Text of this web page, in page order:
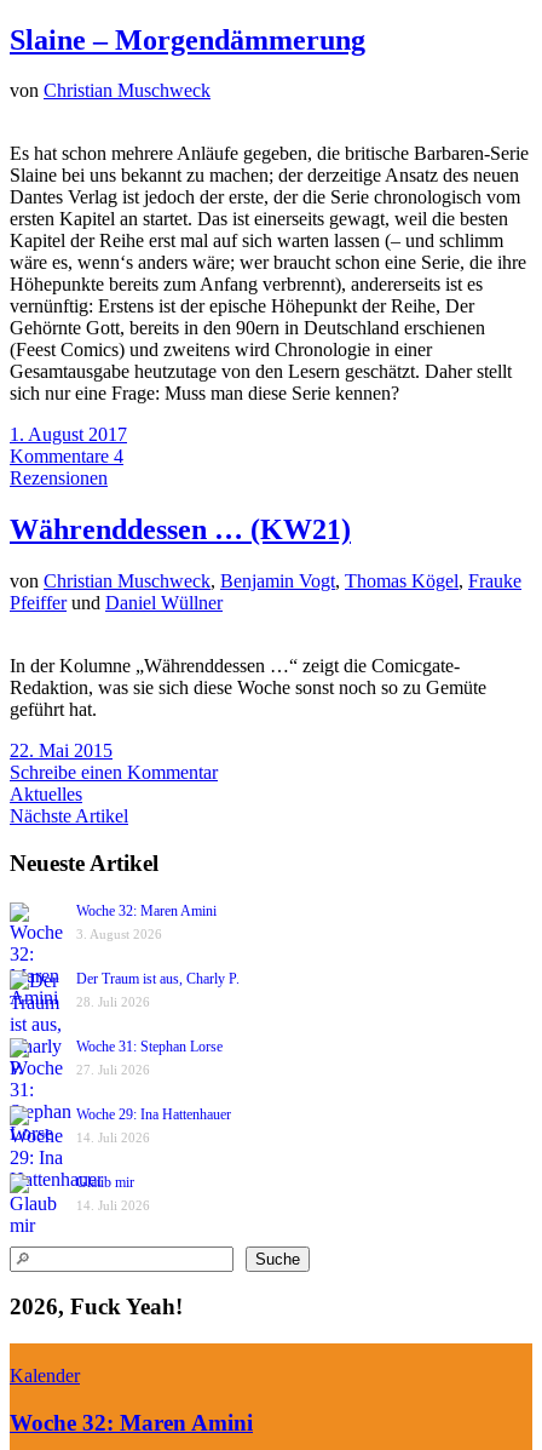
Slaine – Morgendämmerung
von Christian Muschweck
Es hat schon mehrere Anläufe gegeben, die britische Barbaren-Serie
Slaine bei uns bekannt zu machen; der derzeitige Ansatz des neuen
Dantes Verlag ist jedoch der erste, der die Serie chronologisch vom
ersten Kapitel an startet. Das ist einerseits gewagt, weil die besten
Kapitel der Reihe erst mal auf sich warten lassen (– und schlimm
wäre es, wenn‘s anders wäre; wer braucht schon eine Serie, die ihre
Höhepunkte bereits zum Anfang verbrennt), andererseits ist es
vernünftig: Erstens ist der epische Höhepunkt der Reihe, Der
Gehörnte Gott, bereits in den 90ern in Deutschland erschienen
(Feest Comics) und zweitens wird Chronologie in einer
Gesamtausgabe heutzutage von den Lesern geschätzt. Daher stellt
sich nur eine Frage: Muss man diese Serie kennen?
1. August 2017
Kommentare 4
Rezensionen
Währenddessen … (KW21)
von Christian Muschweck, Benjamin Vogt, Thomas Kögel, Frauke
Pfeifferund Daniel Wüllner
In der Kolumne „Währenddessen …“ zeigt die Comicgate-
Redaktion, was sie sich diese Woche sonst noch so zu Gemüte
geführt hat.
22. Mai 2015
Schreibe einen Kommentar
Aktuelles
Nächste Artikel
Neueste Artikel
Woche 32: Maren Amini
3. August 2026
Der Traum ist aus, Charly P.
28. Juli 2026
Woche 31: Stephan Lorse
27. Juli 2026
Woche 29: Ina Hattenhauer
14. Juli 2026
Glaub mir
14. Juli 2026
Suchen Suche
2026, Fuck Yeah!
Kalender
Woche 32: Maren Amini